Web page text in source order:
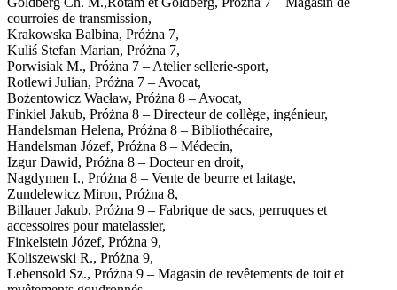
courroies de transmission,
Krakowska Balbina, Próżna 7,
Kuliś Stefan Marian, Próżna 7,
Porwisiak M., Próżna 7 – Atelier sellerie-sport,
Rotlewi Julian, Próżna 7 – Avocat,
Bożentowicz Wacław, Próżna 8 – Avocat,
Finkiel Jakub, Próżna 8 – Directeur de collège, ingénieur,
Handelsman Helena, Próżna 8 – Bibliothécaire,
Handelsman Józef, Próżna 8 – Médecin,
Izgur Dawid, Próżna 8 – Docteur en droit,
Nagdymen I., Próżna 8 – Vente de beurre et laitage,
Zundelewicz Miron, Próżna 8,
Billauer Jakub, Próżna 9 – Fabrique de sacs, perruques et
accessoires pour matelassier,
Finkelstein Józef, Próżna 9,
Koliszewski R., Próżna 9,
Lebensold Sz., Próżna 9 – Magasin de revêtements de toit et